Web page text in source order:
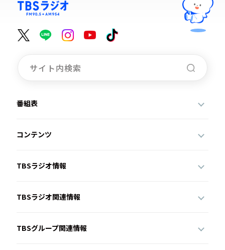
番組表
コンテンツ
TBSラジオ情報
TBSラジオ関連情報
TBSグループ関連情報